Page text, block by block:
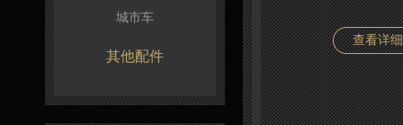
城市车
其他配件
查看详细